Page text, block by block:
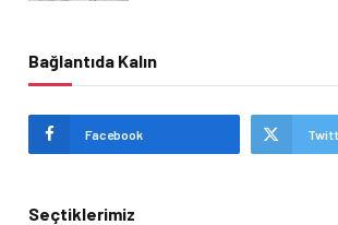
Bağlantıda Kalın
Facebook
Seçtiklerimiz